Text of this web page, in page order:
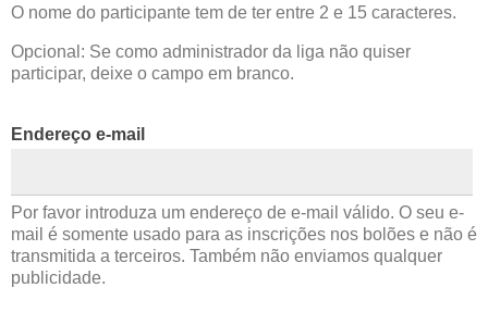
O nome do participante tem de ter entre 2 e 15 caracteres.
Opcional: Se como administrador da liga não quiser
participar, deixe o campo em branco.
Endereço e-mail
Por favor introduza um endereço de e-mail válido. O seu e-
mail é somente usado para as inscrições nos bolões e não é
transmitida a terceiros. Também não enviamos qualquer
publicidade.